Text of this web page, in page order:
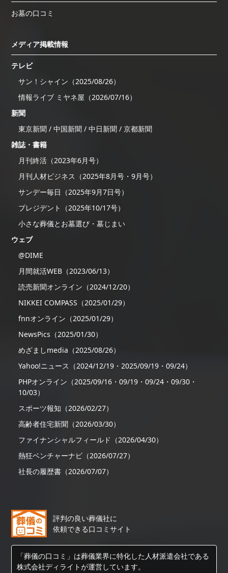
お墓の口コミ
メディア掲載情報
テレビ
サン！シャイン（2025/08/26）
情報ライブ ミヤネ屋（2026/07/16）
新聞
東京新聞 / 中国新聞 / 中日新聞 / 京都新聞
雑誌・書籍
月刊終活（2023年6月号）
月刊人材ビジネス（2025年8月号・9月号）
サンデー毎日（2025年9月7日号）
プレジデント（2025年10/17号）
小さな葬儀とお墓選び・墓じまい
ウェブ
@DIME
月間就活WEB（2023/06/13）
読売新聞オンライン（2024/12/20）
NIKKEI COMPASS（2025/01/29）
fnnオンライン（2025/01/29）
NewsPics（2025/01/30）
めざましmedia（2025/08/26）
Yahoo!ニュース（2024/12/19・2025/09/19・09/24）
PHPオンライン（2025/09/16・09/19・09/24・09/30・
10/03）
スポーツ報知（2026/02/27）
高齢者住宅新聞（2026/03/30）
ファイナンシャルフィールド（2026/04/30）
熱狂ベンチャーナビ（2026/07/27）
社長の履歴書（2026/07/07）
評判の良い葬儀社に
依頼できる口コミサイト
「葬儀の口コミ」は葬儀業界に特化した人材派遣会社である
株式会社ディライトが運営しています。